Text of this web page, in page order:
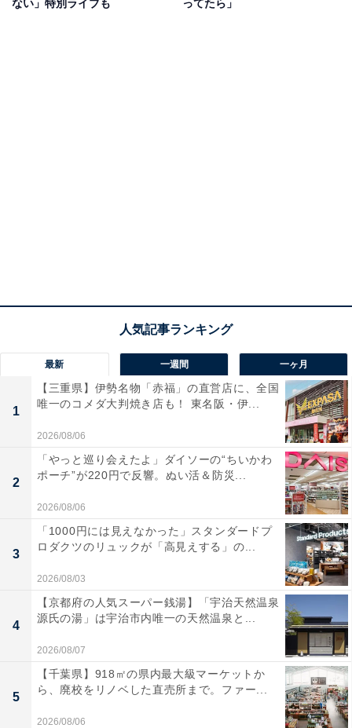
ない」特別ライブも
ってたら」
最新 一週間 一ヶ月
1
【三重県】伊勢名物「赤福」の直営店に、全国
唯一のコメダ大判焼き店も！ 東名阪・伊...
2026/08/06
2
「やっと巡り会えたよ」ダイソーの“ちいかわ
ポーチ”が220円で反響。ぬい活＆防災...
2026/08/06
3
「1000円には見えなかった」スタンダードプ
ロダクツのリュックが「高見えする」の...
2026/08/03
4
【京都府の人気スーパー銭湯】「宇治天然温泉
源氏の湯」は宇治市内唯一の天然温泉と...
2026/08/07
5
【千葉県】918㎡の県内最大級マーケットか
ら、廃校をリノベした直売所まで。ファー...
2026/08/06